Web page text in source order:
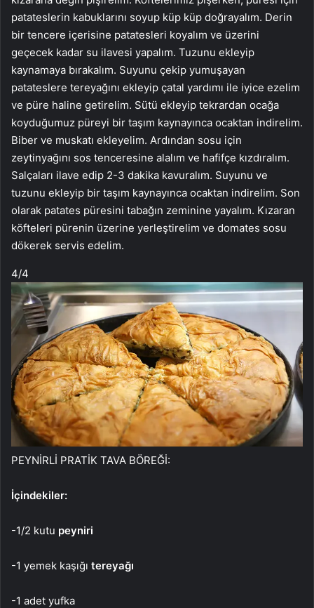
patateslerin kabuklarını soyup küp küp doğrayalım. Derin
bir tencere içerisine patatesleri koyalım ve üzerini
geçecek kadar su ilavesi yapalım. Tuzunu ekleyip
kaynamaya bırakalım. Suyunu çekip yumuşayan
patateslere tereyağını ekleyip çatal yardımı ile iyice ezelim
ve püre haline getirelim. Sütü ekleyip tekrardan ocağa
koyduğumuz püreyi bir taşım kaynayınca ocaktan indirelim.
Biber ve muskatı ekleyelim. Ardından sosu için
zeytinyağını sos tenceresine alalım ve hafifçe kızdıralım.
Salçaları ilave edip 2-3 dakika kavuralım. Suyunu ve
tuzunu ekleyip bir taşım kaynayınca ocaktan indirelim. Son
olarak patates püresini tabağın zeminine yayalım. Kızaran
köfteleri pürenin üzerine yerleştirelim ve domates sosu
dökerek servis edelim.
4/4
PEYNİRLİ PRATİK TAVA BÖREĞİ:
İçindekiler:
-1/2 kutu peyniri
-1 yemek kaşığı tereyağı
-1 adet yufka